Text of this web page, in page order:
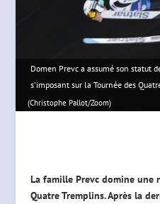
Domen Prevc a assumé son statut
s'imposant sur la Tournée des
(Christophe Pallot/Zoom)
La famille Prevc domine une
Quatre Tremplins. Après la